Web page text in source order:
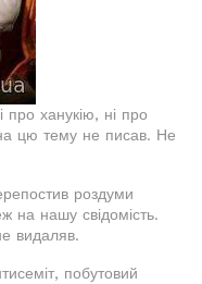
ханукію, ні про
на цю тему не писав. Не
роздуми
на нашу свідомість.
видаляв.
побутовий